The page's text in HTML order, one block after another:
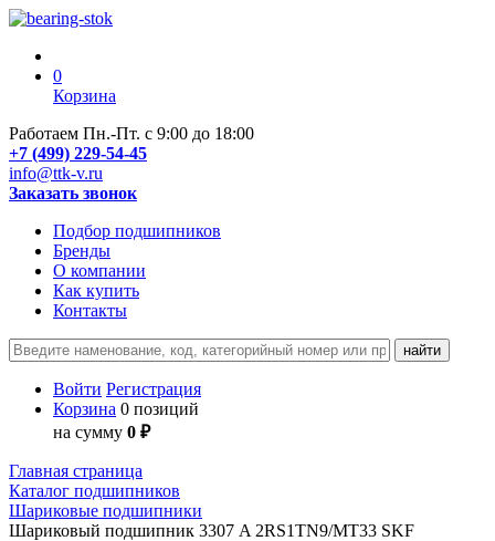
0
Корзина
Работаем Пн.-Пт. с 9:00 до 18:00
+7 (499) 229-54-45
info@ttk-v.ru
Заказать звонок
Подбор подшипников
Бренды
О компании
Как купить
Контакты
Войти Регистрация
Корзина 0 позиций
на сумму 0 ₽
Главная страница
Каталог подшипников
Шариковые подшипники
Шариковый подшипник 3307 A 2RS1TN9/MT33 SKF